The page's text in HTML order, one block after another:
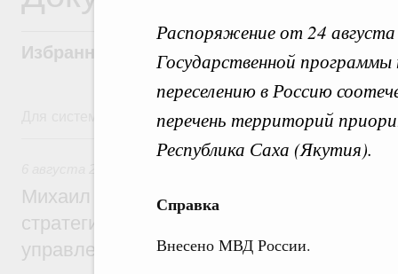
Распоряжение от 24
Государственной программы
переселению в Россию
перечень территорий
Республика Саха (Якутия).
Справка
Внесено МВД России.
Избранные документы со справками к
Для системного поиска перейдите в раздел "Поиск по
6 августа, четверг
Михаил Мишустин дал поручения по
стратегической сессии о
управления научно-технологическим